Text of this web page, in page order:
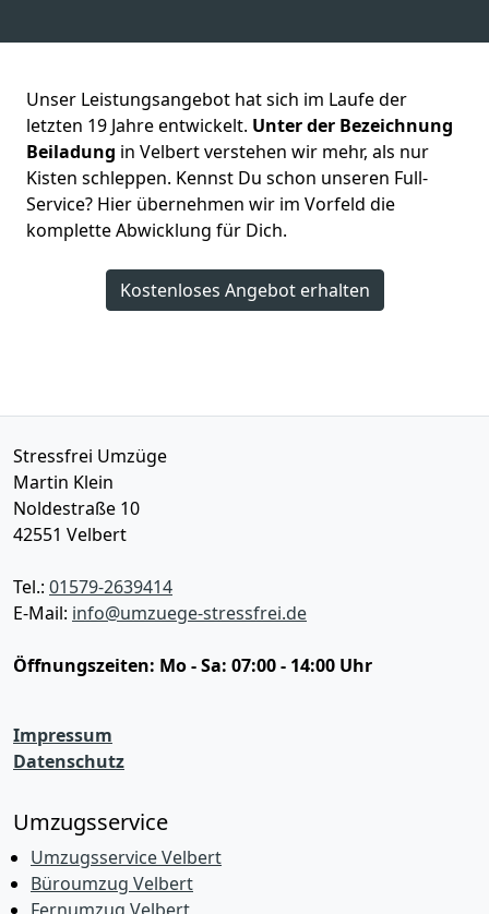
Unser Leistungsangebot hat sich im Laufe der
letzten 19 Jahre entwickelt. Unter der Bezeichnung
Beiladung in Velbert verstehen wir mehr, als nur
Kisten schleppen. Kennst Du schon unseren Full-
Service? Hier übernehmen wir im Vorfeld die
komplette Abwicklung für Dich.
Kostenloses Angebot erhalten
Stressfrei Umzüge
Martin Klein
Noldestraße 10
42551 Velbert
Tel.: 01579-2639414
E-Mail: info@umzuege-stressfrei.de
Öffnungszeiten: Mo - Sa: 07:00 - 14:00 Uhr
Impressum
Datenschutz
Umzugsservice
Umzugsservice Velbert
Büroumzug Velbert